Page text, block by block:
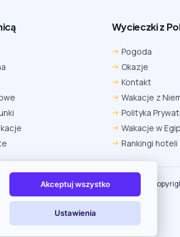
Wycieczki z
Pogoda
Okazje
Kontakt
Wakacje z
Polityka
Wakacje w
Rankingi hoteli
Edge
Ustawienia →
cookie innych firm →
Na czas rezerwacji
Na czas rezerwacji
Akceptuj wszystko
Ustawienia